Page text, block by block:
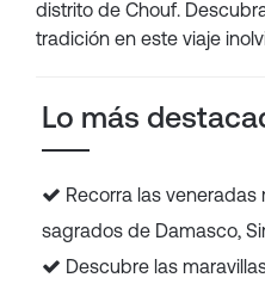
distrito de Chouf.
tradición en este viaje
Lo más
Recorra las
sagrados de Damasco,
Descubre las